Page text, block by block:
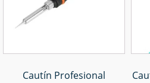
Cautín Profesional